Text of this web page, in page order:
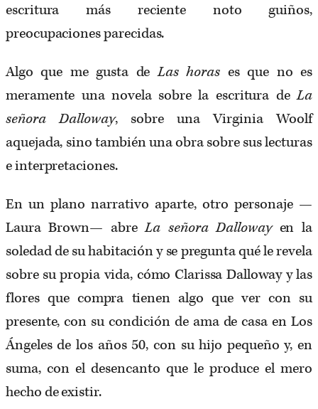
escritura más reciente noto guiños,
preocupaciones parecidas.
Algo que me gusta deLas horas es que no es
meramente una novela sobre la escritura deLa
señora Dalloway, sobre una Virginia Woolf
aquejada, sino también una obra sobre sus lecturas
e interpretaciones.
En un plano narrativo aparte, otro personaje —
Laura Brown— abreLa señora Dallowayen la
soledad de su habitación y se pregunta qué le revela
sobre su propia vida, cómo Clarissa Dalloway y las
flores que compra tienen algo que ver con su
presente, con su condición de ama de casa en Los
Ángeles de los años 50, con su hijo pequeño y, en
suma, con el desencanto que le produce el mero
hecho de existir.